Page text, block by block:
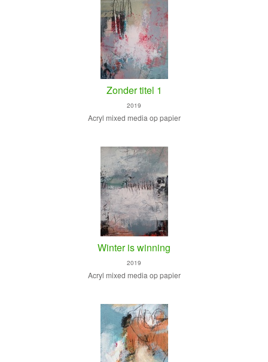
Zonder titel 1
2019
Acryl mixed media op papier
Winter is winning
2019
Acryl mixed media op papier